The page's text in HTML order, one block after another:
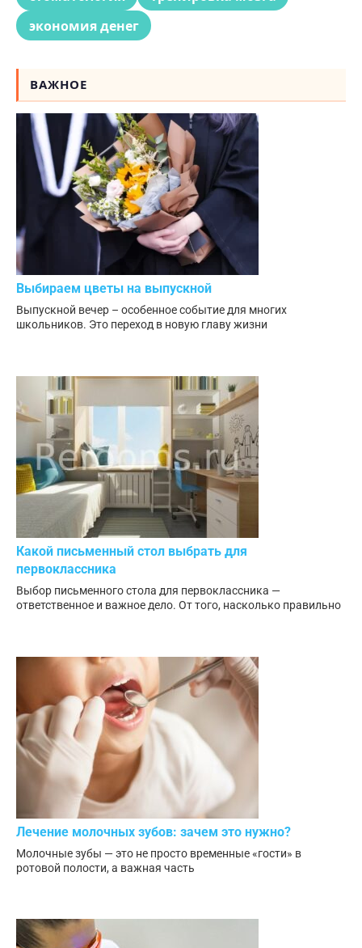
экономия денег
ВАЖНОЕ
Выбираем цветы на выпускной
Выпускной вечер – особенное событие для многих
школьников. Это переход в новую главу жизни
Какой письменный стол выбрать для
первоклассника
Выбор письменного стола для первоклассника —
ответственное и важное дело. От того, насколько правильно
Лечение молочных зубов: зачем это нужно?
Молочные зубы — это не просто временные «гости» в
ротовой полости, а важная часть